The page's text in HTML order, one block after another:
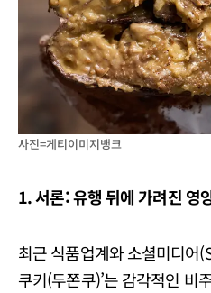
사진=게티이미지뱅크
1. 서론: 유행 뒤에 가려진 영
최근 식품업계와 소셜미디어
쿠키(두쫀쿠)’는 감각적인 비